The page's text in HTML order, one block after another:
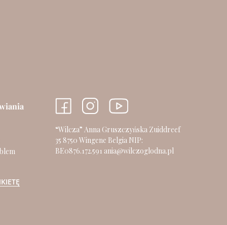
“Wilcza” Anna Gruszczyńska Zuiddreef
35 8750 Wingene Belgia NIP:
BE0876.172.591 ania@wilczoglodna.pl